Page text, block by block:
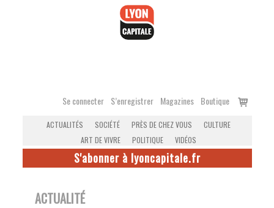
Se connecter S’enregistrer Magazines Boutique
Voir
ACTUALITÉS SOCIÉTÉ PRÈS DE CHEZ VOUS
CULTURE
ART DE VIVRE
POLITIQUE VIDÉOS
S'abonner à lyoncapitale.fr
ACTUALITÉ